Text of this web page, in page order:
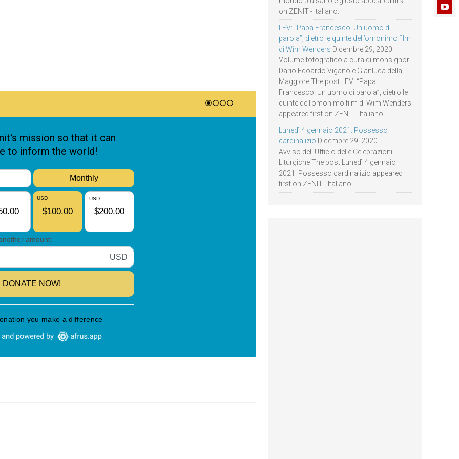
on ZENIT - Italiano.
LEV: “Papa Francesco. Un uomo di
parola”, dietro le quinte dell’omonimo film
di Wim Wenders Dicembre 29, 2020
Volume fotografico a cura di monsignor
Dario Edoardo Viganò e Gianluca della
Maggiore The post LEV: “Papa
Francesco. Un uomo di parola”, dietro le
quinte dell’omonimo film di Wim Wenders
appeared first on ZENIT - Italiano.
Lunedì 4 gennaio 2021: Possesso
cardinalizio Dicembre 29, 2020
Avviso dell’Ufficio delle Celebrazioni
Liturgiche The post Lunedì 4 gennaio
2021: Possesso cardinalizio appeared
first on ZENIT - Italiano.